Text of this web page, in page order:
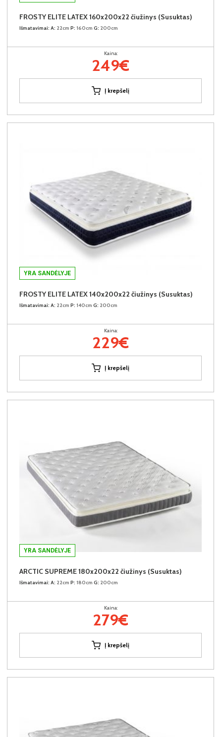
FROSTY ELITE LATEX 160x200x22 čiužinys (Susuktas)
Išmatavimai: A: 22cm P: 160cm G: 200cm
Kaina:
249€
Į krepšelį
YRA SANDĖLYJE
FROSTY ELITE LATEX 140x200x22 čiužinys (Susuktas)
Išmatavimai: A: 22cm P: 140cm G: 200cm
Kaina:
229€
Į krepšelį
YRA SANDĖLYJE
ARCTIC SUPREME 180x200x22 čiužinys (Susuktas)
Išmatavimai: A: 22cm P: 180cm G: 200cm
Kaina:
279€
Į krepšelį